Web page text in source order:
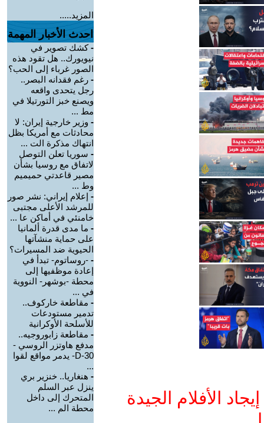
الأفلام الجيدة
المزيد.....
احدث الأخبار المهمة
-كشك تصوير في
نيويورك.. هل تقود هذه
الصور غرباء إلى الحب؟
- رغم فقدانه البصر..
رجل يتحدى واقعه
ويصنع خبز التورتيلا في
مط ...
- وزير خارجية إيران: لا
محادثات مع أمريكا بظل
انتهاك مذكرة الت ...
- سوريا تعلن التوصل
لاتفاق مع روسيا بشأن
مصير قاعدتي حميميم
وط ...
- إعلام إيراني: نشر صور
للمرشد الأعلى مجتبى
خامنئي في أماكن عا ...
- ما مدى قدرة ألمانيا
على حماية منشآتها
الحيوية ضد المسيرات؟
- -روساتوم- تبدأ في
إعادة موظفيها إلى
محطة -بوشهر- النووية
في ...
- مقاطعة خاركوف..
تدمير مستودعات
للأسلحة الأوكرانية
- مقاطعة زابوروجيه..
مدفع هاوتزر الروسي -
D-30- يدمر مواقع لقوا
...
- هنغاريا.. خنزير بري
ينزل عبر السلم
المتحرك إلى داخل
محطة الم ...